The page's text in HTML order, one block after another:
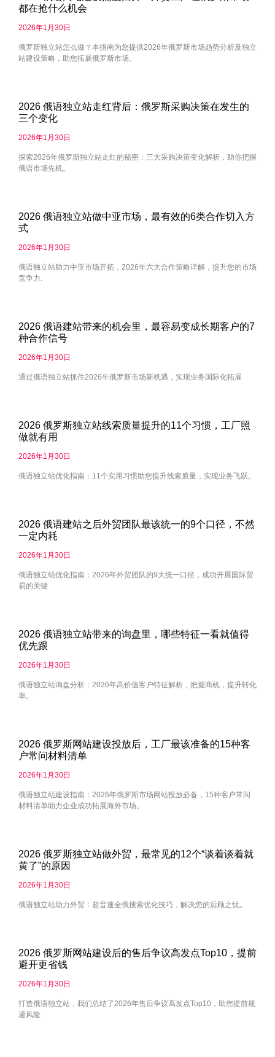
都在抢什么机会
2026年1月30日
俄罗斯独立站怎么做？本指南为您提供2026年俄罗斯市场趋势分析及独立
站建设策略，助您拓展俄罗斯市场。
2026 俄语独立站走红背后：俄罗斯采购决策在发生的
三个变化
2026年1月30日
探索2026年俄罗斯独立站走红的秘密：三大采购决策变化解析，助你把握
俄语市场先机。
2026 俄语独立站做中亚市场，最有效的6类合作切入方
式
2026年1月30日
俄语独立站助力中亚市场开拓，2026年六大合作策略详解，提升您的市场
竞争力.
2026 俄语建站带来的机会里，最容易变成长期客户的7
种合作信号
2026年1月30日
通过俄语独立站抓住2026年俄罗斯市场新机遇，实现业务国际化拓展
2026 俄罗斯独立站线索质量提升的11个习惯，工厂照
做就有用
2026年1月30日
俄语独立站优化指南：11个实用习惯助您提升线索质量，实现业务飞跃。
2026 俄语建站之后外贸团队最该统一的9个口径，不然
一定内耗
2026年1月30日
俄语独立站优化指南：2026年外贸团队的9大统一口径，成功开展国际贸
易的关键
2026 俄语独立站带来的询盘里，哪些特征一看就值得
优先跟
2026年1月30日
俄语独立站询盘分析：2026年高价值客户特征解析，把握商机，提升转化
率。
2026 俄罗斯网站建设投放后，工厂最该准备的15种客
户常问材料清单
2026年1月30日
俄语独立站建设指南：2026年俄罗斯市场网站投放必备，15种客户常问
材料清单助力企业成功拓展海外市场。
2026 俄罗斯独立站做外贸，最常见的12个“谈着谈着就
黄了”的原因
2026年1月30日
俄语独立站助力外贸：超音速全俄搜索优化技巧，解决您的后顾之忧。
2026 俄罗斯网站建设后的售后争议高发点Top10，提前
避开更省钱
2026年1月30日
打造俄语独立站，我们总结了2026年售后争议高发点Top10，助您提前规
避风险